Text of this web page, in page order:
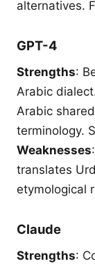
alternatives.
GPT-4
Strengths:
Arabic
Arabic
terminology.
Weaknesses
translates
etymological
Claude
Strengths: